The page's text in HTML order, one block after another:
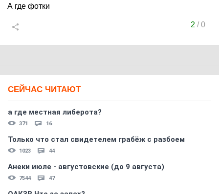
А где фотки
2 /0
СЕЙЧАС ЧИТАЮТ
а где местная либерота?
371 16
Только что стал свидетелем грабёж с разбоем
1023 44
Анеки июле - августовские (до 9 августа)
7544 47